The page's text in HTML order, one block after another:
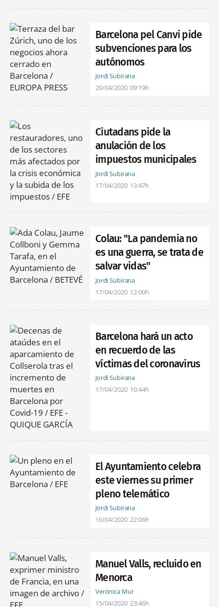
Barcelona pel Canvi pide
subvenciones para los
autónomos
Jordi Subirana
20/04/2020 09:19h
Ciutadans pide la
anulación de los
impuestos municipales
Jordi Subirana
17/04/2020 13:47h
Colau: "La pandemia no
es una guerra, se trata de
salvar vidas"
Jordi Subirana
17/04/2020 12:00h
Barcelona hará un acto
en recuerdo de las
víctimas del coronavirus
Jordi Subirana
17/04/2020 10:44h
El Ayuntamiento celebra
este viernes su primer
pleno telemático
Jordi Subirana
16/04/2020 22:06h
Manuel Valls, recluido en
Menorca
Verónica Mur
15/04/2020 23:46h